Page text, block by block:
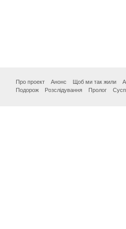
Про проект Анонс Щоб ми так жили
Подорож
Розслідування Пролог